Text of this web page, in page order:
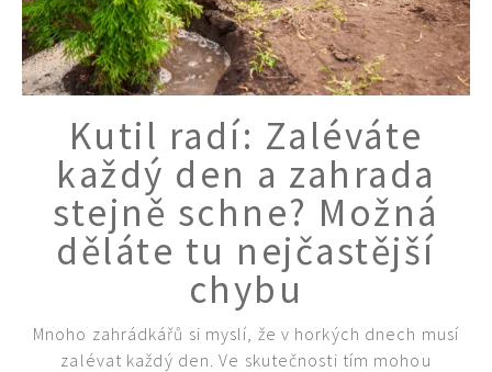
Kutil radí: Zaléváte
každý den a zahrada
stejně schne? Možná
děláte tu nejčastější
chybu
Mnoho zahrádkářů si myslí, že v horkých dnech musí
zalévat každý den. Ve skutečnosti tím mohou